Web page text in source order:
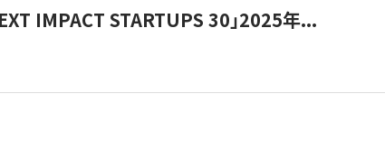
IMPACT STARTUPS 30」2025年...